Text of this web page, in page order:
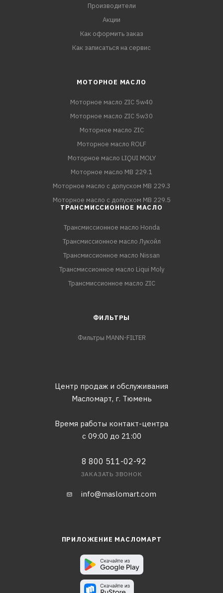
Производители
Акции
Как оформить заказ
Как записаться на сервис
МОТОРНОЕ МАСЛО
Моторное масло ZIC 5w40
Моторное масло ZIC 5w30
Моторное масло ZIC
Моторное масло ROLF
Моторное масло LIQUI MOLY
Моторное масло MB 229.1
Моторное масло с допуском MB 229.3
Моторное масло с допуском MB 229.5
ТРАНСМИССИОННОЕ МАСЛО
Трансмиссионное масло Honda
Трансмиссионное масло Лукойл
Трансмиссионное масло Nissan
Трансмиссионное масло Liqui Moly
Трансмиссионное масло ZIC
ФИЛЬТРЫ
Фильтры MANN-FILTER
Центр продаж и обслуживания
Масломарт, г. Тюмень
Время работы контакт-центра
с 09:00 до 21:00
8 800 511-02-92
ЗАКАЗАТЬ ЗВОНОК
info@maslomart.com
ПРИЛОЖЕНИЕ МАСЛОМАРТ